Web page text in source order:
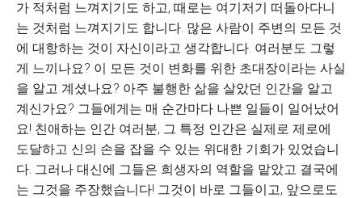
가 적처럼 느껴지기도 하고, 때로는 여기저기 떠돌아다니
는 것처럼 느껴지기도 합니다. 많은 사람이 주변의 모든 것
에 대항하는 것이 자신이라고 생각합니다. 여러분도 그렇
게 느끼나요? 이 모든 것이 변화를 위한 초대장이라는 사실
을 알고 계셨나요? 아주 불행한 삶을 살았던 인간을 알고
계신가요? 그들에게는 매 순간마다 나쁜 일들이 일어났어
요! 친애하는 인간 여러분, 그 특정 인간은 실제로 제로에
도달하고 신의 손을 잡을 수 있는 위대한 기회가 있었습니
다. 그러나 대신에 그들은 희생자의 역할을 맡았고 결국에
는 그것을 주장했습니다! 그것이 바로 그들이고, 앞으로도